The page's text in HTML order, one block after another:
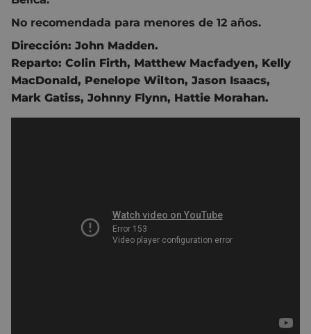
No recomendada para menores de 12 años.
Dirección: John Madden.
Reparto: Colin Firth, Matthew Macfadyen, Kelly
MacDonald, Penelope Wilton, Jason Isaacs,
Mark Gatiss, Johnny Flynn, Hattie Morahan.